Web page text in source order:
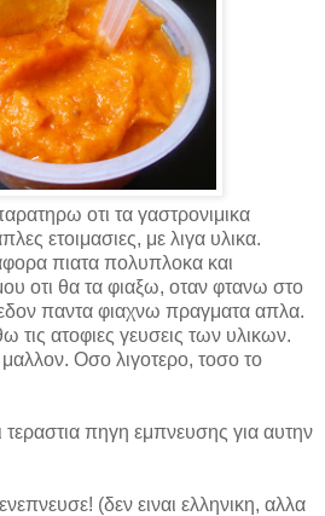
οτι τα γαστρονιμικα
ετοιμασιες, με λιγα υλικα.
πιατα πολυπλοκα και
οτι θα τα φιαξω, οταν φτανω στο
παντα φιαχνω πραγματα απλα.
τις ατοφιες γευσεις των υλικων.
Οσο λιγοτερo, τοσο το
τεραστια πηγη εμπνευσης για αυτην
(δεν ειναι ελληνικη, αλλα